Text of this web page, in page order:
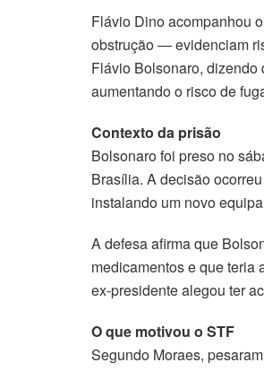
Flávio Dino acompanhou
obstrução — evidenciam
Flávio Bolsonaro, dizendo
aumentando o risco de
Contexto da prisão
Bolsonaro foi preso no
Brasília. A decisão
instalando um novo
A defesa afirma que
medicamentos e que teria
ex-presidente alegou ter
O que motivou o STF
Segundo Moraes,